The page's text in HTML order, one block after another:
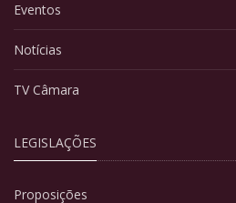
Eventos
Notícias
TV Câmara
LEGISLAÇÕES
Proposições